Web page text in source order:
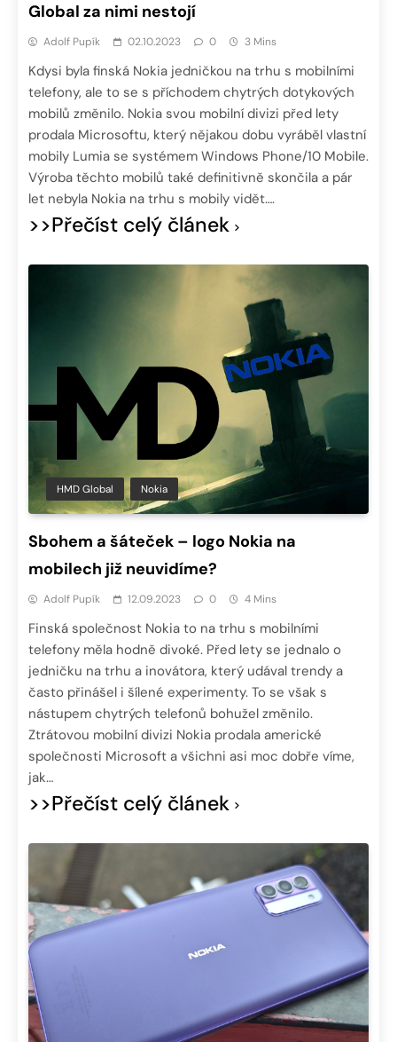
Global za nimi nestojí
Adolf Pupík 02.10.2023 0 3 Mins
Kdysi byla finská Nokia jedničkou na trhu s mobilními
telefony, ale to se s příchodem chytrých dotykových
mobilů změnilo. Nokia svou mobilní divizi před lety
prodala Microsoftu, který nějakou dobu vyráběl vlastní
mobily Lumia se systémem Windows Phone/10 Mobile.
Výroba těchto mobilů také definitivně skončila a pár
let nebyla Nokia na trhu s mobily vidět….
>>Přečíst celý článek
HMD Global Nokia
Sbohem a šáteček – logo Nokia na
mobilech již neuvidíme?
Adolf Pupík 12.09.2023 0 4 Mins
Finská společnost Nokia to na trhu s mobilními
telefony měla hodně divoké. Před lety se jednalo o
jedničku na trhu a inovátora, který udával trendy a
často přinášel i šílené experimenty. To se však s
nástupem chytrých telefonů bohužel změnilo.
Ztrátovou mobilní divizi Nokia prodala americké
společnosti Microsoft a všichni asi moc dobře víme,
jak…
>>Přečíst celý článek